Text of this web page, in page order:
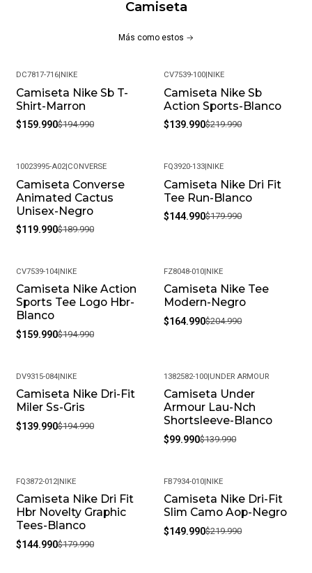
Camiseta
Más como estos
-18%
DC7817-716|NIKE
Camiseta Nike Sb T-
Shirt-Marron
$159.990$194.990
-36%
CV7539-100|NIKE
Camiseta Nike Sb
Action Sports-Blanco
$139.990$219.990
-37%
10023995-A02|CONVERSE
Camiseta Converse
Animated Cactus
Unisex-Negro
$119.990$189.990
-19%
FQ3920-133|NIKE
Camiseta Nike Dri Fit
Tee Run-Blanco
$144.990$179.990
-18%
CV7539-104|NIKE
Camiseta Nike Action
Sports Tee Logo Hbr-
Blanco
$159.990$194.990
-20%
FZ8048-010|NIKE
Camiseta Nike Tee
Modern-Negro
$164.990$204.990
-28%
DV9315-084|NIKE
Camiseta Nike Dri-Fit
Miler Ss-Gris
$139.990$194.990
-29%
1382582-100|UNDER ARMOUR
Camiseta Under
Armour Lau-Nch
Shortsleeve-Blanco
$99.990$139.990
-19%
FQ3872-012|NIKE
Camiseta Nike Dri Fit
Hbr Novelty Graphic
Tees-Blanco
$144.990$179.990
-32%
FB7934-010|NIKE
Camiseta Nike Dri-Fit
Slim Camo Aop-Negro
$149.990$219.990